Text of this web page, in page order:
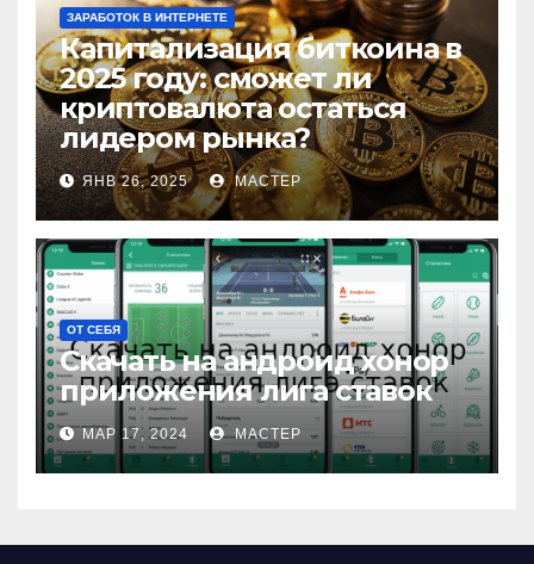
ЗАРАБОТОК В ИНТЕРНЕТЕ
Капитализация биткоина в
2025 году: сможет ли
криптовалюта остаться
лидером рынка?
ЯНВ 26, 2025 МАСТЕР
ОТ СЕБЯ
Скачать на андроид хонор
приложения лига ставок
МАР 17, 2024 МАСТЕР